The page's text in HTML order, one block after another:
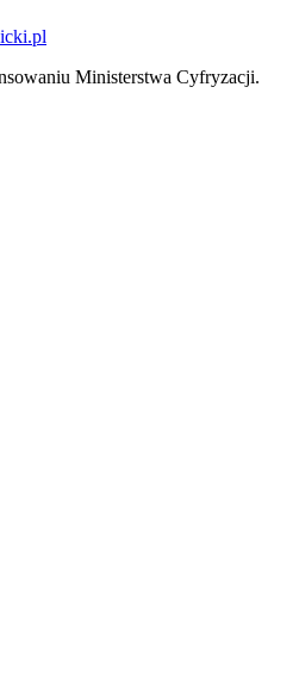
Ministerstwa Cyfryzacji.